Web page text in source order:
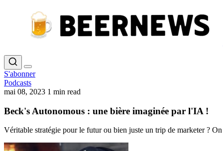
S'abonner
Podcasts
mai 08, 2023 1 min read
Beck's Autonomous : une bière imaginée par l'IA !
Véritable stratégie pour le futur ou bien juste un trip de marketer ?